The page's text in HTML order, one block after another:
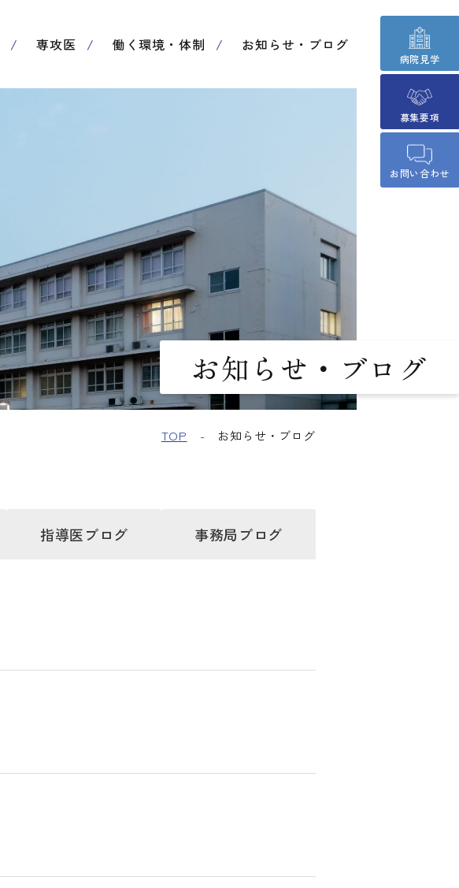
専攻医 働く環境・体制 お知らせ・ブログ
病院見学
募集要項
お問い合わせ
お知らせ・ブログ
TOP お知らせ・ブログ
指導医ブログ 事務局 ブログ